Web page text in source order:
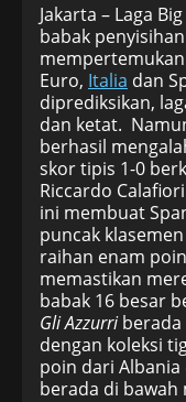
Jakarta – Laga
babak
Euro, Italia dan
diprediksikan,
dan ketat.
berhasil
skor tipis 1-0
Riccardo
ini membuat
puncak
raihan enam
memastikan
babak 16 besar
Gli Azzurriberada
dengan koleksi
poin dari Albania
berada di bawah